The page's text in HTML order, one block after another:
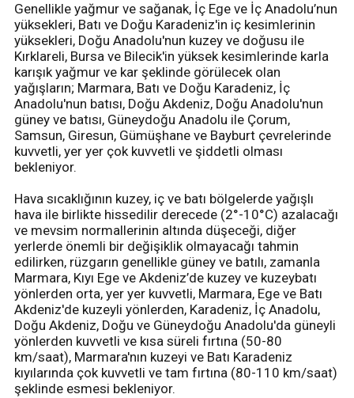
Genellikle yağmur ve sağanak, İç Ege ve İç Anadolu’nun
yüksekleri, Batı ve Doğu Karadeniz'in iç kesimlerinin
yüksekleri, Doğu Anadolu'nun kuzey ve doğusu ile
Kırklareli, Bursa ve Bilecik'in yüksek kesimlerinde karla
karışık yağmur ve kar şeklinde görülecek olan
yağışların; Marmara, Batı ve Doğu Karadeniz, İç
Anadolu'nun batısı, Doğu Akdeniz, Doğu Anadolu'nun
güney ve batısı, Güneydoğu Anadolu ile Çorum,
Samsun, Giresun, Gümüşhane ve Bayburt çevrelerinde
kuvvetli, yer yer çok kuvvetli ve şiddetli olması
bekleniyor.
Hava sıcaklığının kuzey, iç ve batı bölgelerde yağışlı
hava ile birlikte hissedilir derecede (2°-10°C) azalacağı
ve mevsim normallerinin altında düşeceği, diğer
yerlerde önemli bir değişiklik olmayacağı tahmin
edilirken, rüzgarın genellikle güney ve batılı, zamanla
Marmara, Kıyı Ege ve Akdeniz’de kuzey ve kuzeybatı
yönlerden orta, yer yer kuvvetli, Marmara, Ege ve Batı
Akdeniz'de kuzeyli yönlerden, Karadeniz, İç Anadolu,
Doğu Akdeniz, Doğu ve Güneydoğu Anadolu'da güneyli
yönlerden kuvvetli ve kısa süreli fırtına (50-80
km/saat), Marmara'nın kuzeyi ve Batı Karadeniz
kıyılarında çok kuvvetli ve tam fırtına (80-110 km/saat)
şeklinde esmesi bekleniyor.